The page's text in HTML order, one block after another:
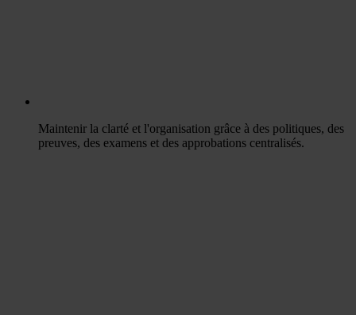
Maintenir la clarté et l'organisation grâce à des politiques, des
preuves, des examens et des approbations centralisés.